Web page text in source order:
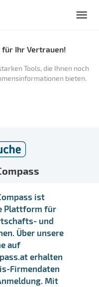
Ihr Vertrauen!
Tools, die Ihnen noch
bieten.
ist
Plattform für
und
Über unsere
auf
erhalten
Firmendaten
Mit